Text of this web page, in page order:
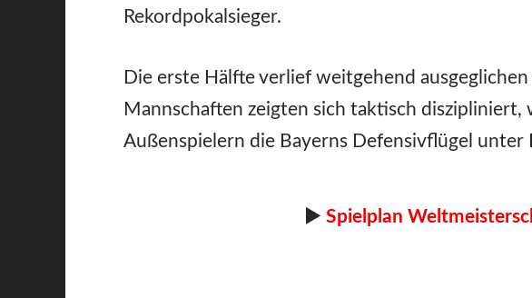
Rekordpokalsieger.
Die erste Hälfte verlief weitgehend
Mannschaften zeigten sich taktisch diszipliniert,
Außenspielern die Bayerns Defensivflügel unter
► Spielplan